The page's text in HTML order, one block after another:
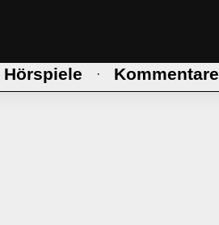
Hörspiele · Kommentare